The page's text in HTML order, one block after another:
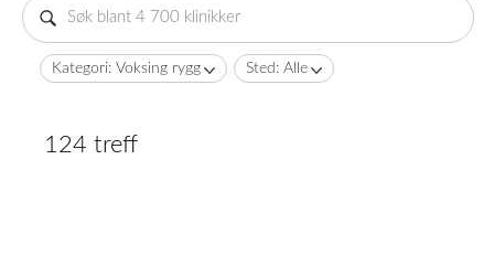
Kategori: Voksing rygg Sted: Alle
124 treff